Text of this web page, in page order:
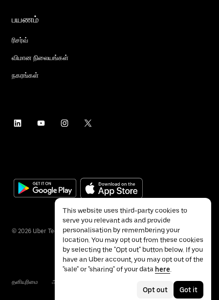
பயணம்
ரிசர்வ்
விமான நிலையங்கள்
நகரங்கள்
© 2026 Uber Technologies Inc.
தனியுரிமை அணுகல்தன்மை
This website uses third-party cookies to
serve you relevant ads and provide
personalisation by remembering your
location. You may opt out from these cookies
by selecting the "Opt out" button below. If you
have an Uber account, you may opt out of the
"sale" or "sharing" of your data here
Opt out Got it